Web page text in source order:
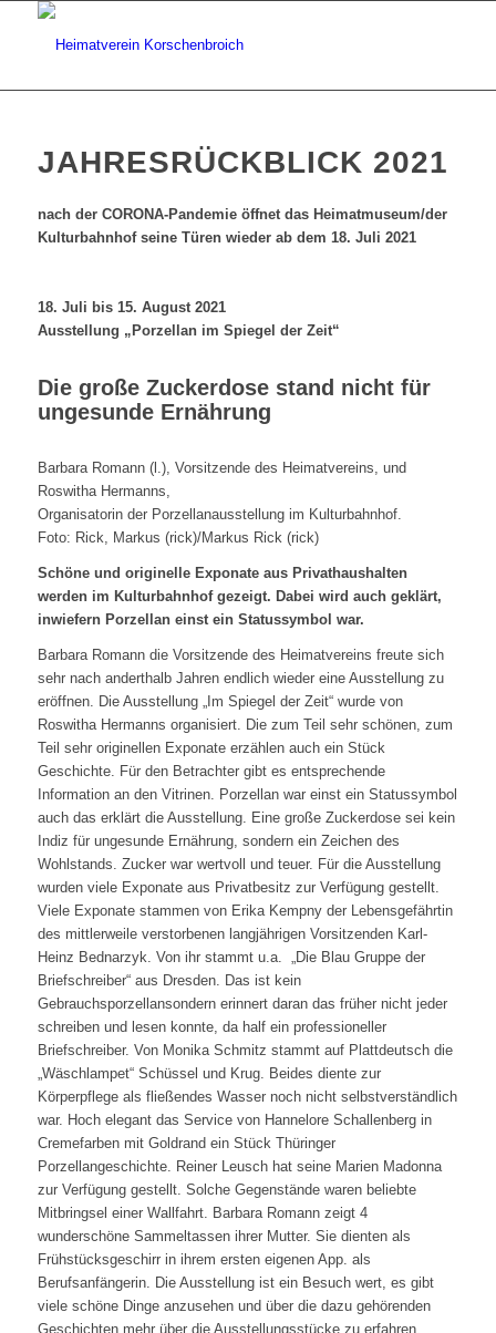
JAHRESRÜCKBLICK 2021
nach der CORONA-Pandemie öffnet das Heimatmuseum/der
Kulturbahnhof seine Türen wieder ab dem 18. Juli 2021
18. Juli bis 15. August 2021
Ausstellung „Porzellan im Spiegel der Zeit“
Die große Zuckerdose stand nicht für
ungesunde Ernährung
Barbara Romann (l.), Vorsitzende des Heimatvereins, und
Roswitha Hermanns,
Organisatorin der Porzellanausstellung im Kulturbahnhof.
Foto: Rick, Markus (rick)/Markus Rick (rick)
Schöne und originelle Exponate aus Privathaushalten
werden im Kulturbahnhof gezeigt. Dabei wird auch geklärt,
inwiefern Porzellan einst ein Statussymbol war.
Barbara Romann die Vorsitzende des Heimatvereins freute sich
sehr nach anderthalb Jahren endlich wieder eine Ausstellung zu
eröffnen. Die Ausstellung „Im Spiegel der Zeit“ wurde von
Roswitha Hermanns organisiert. Die zum Teil sehr schönen, zum
Teil sehr originellen Exponate erzählen auch ein Stück
Geschichte. Für den Betrachter gibt es entsprechende
Information an den Vitrinen. Porzellan war einst ein Statussymbol
auch das erklärt die Ausstellung. Eine große Zuckerdose sei kein
Indiz für ungesunde Ernährung, sondern ein Zeichen des
Wohlstands. Zucker war wertvoll und teuer. Für die Ausstellung
wurden viele Exponate aus Privatbesitz zur Verfügung gestellt.
Viele Exponate stammen von Erika Kempny der Lebensgefährtin
des mittlerweile verstorbenen langjährigen Vorsitzenden Karl-
Heinz Bednarzyk. Von ihr stammt u.a. „Die Blau Gruppe der
Briefschreiber“ aus Dresden. Das ist kein
Gebrauchsporzellansondern erinnert daran das früher nicht jeder
schreiben und lesen konnte, da half ein professioneller
Briefschreiber. Von Monika Schmitz stammt auf Plattdeutsch die
„Wäschlampet“ Schüssel und Krug. Beides diente zur
Körperpflege als fließendes Wasser noch nicht selbstverständlich
war. Hoch elegant das Service von Hannelore Schallenberg in
Cremefarben mit Goldrand ein Stück Thüringer
Porzellangeschichte. Reiner Leusch hat seine Marien Madonna
zur Verfügung gestellt. Solche Gegenstände waren beliebte
Mitbringsel einer Wallfahrt. Barbara Romann zeigt 4
wunderschöne Sammeltassen ihrer Mutter. Sie dienten als
Frühstücksgeschirr in ihrem ersten eigenen App. als
Berufsanfängerin. Die Ausstellung ist ein Besuch wert, es gibt
viele schöne Dinge anzusehen und über die dazu gehörenden
Geschichten mehr über die Ausstellungsstücke zu erfahren.